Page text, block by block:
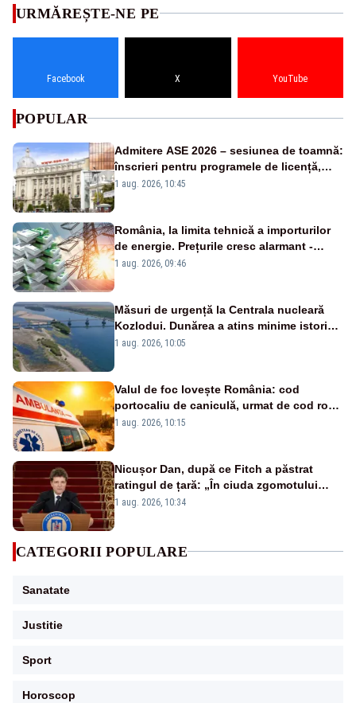
URMĂREȘTE-NE PE
Facebook X YouTube
POPULAR
Admitere ASE 2026 – sesiunea de toamnă:
înscrieri pentru programele de licență,
masterat și doctorat
1 aug. 2026, 10:45
România, la limita tehnică a importurilor
de energie. Prețurile cresc alarmant -
Analiză Realitatea Plus
1 aug. 2026, 09:46
Măsuri de urgență la Centrala nucleară
Kozlodui. Dunărea a atins minime istorice
și în Bulgaria
1 aug. 2026, 10:05
Valul de foc lovește România: cod
portocaliu de caniculă, urmat de cod roșu
duminică. Temperaturile urcă spre 40°C
1 aug. 2026, 10:15
Nicușor Dan, după ce Fitch a păstrat
ratingul de țară: „În ciuda zgomotului
politic, România funcționează”
1 aug. 2026, 10:34
CATEGORII POPULARE
Sanatate
Justitie
Sport
Horoscop